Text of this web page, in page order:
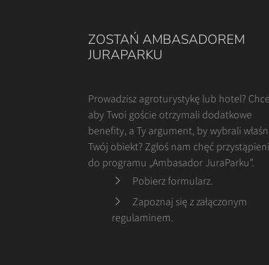
ZOSTAŃ AMBASADOREM
JURAPARKU
Prowadzisz agroturystykę lub hotel?
aby Twoi goście otrzymali dodatkowe
benefity, a Ty argument, by wybrali
Twój obiekt? Zgłoś nam chęć
do programu „Ambasador JuraParku”.
Pobierz formularz.
Zapoznaj się z załączonym
regulaminem.